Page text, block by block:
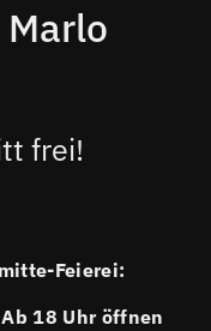
frei!
Feierei:
18 Uhr öffnen